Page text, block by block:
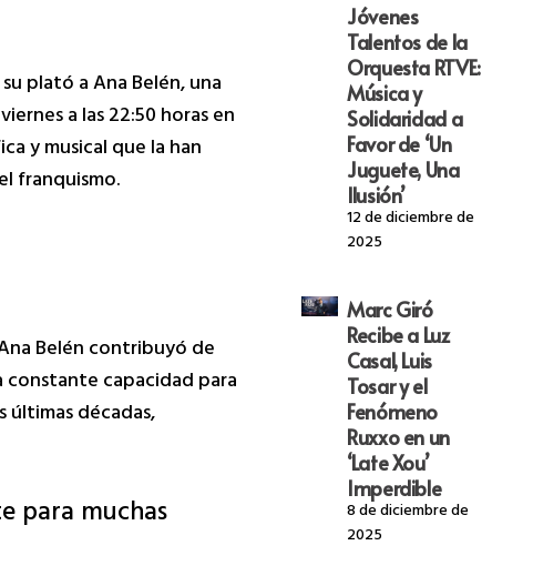
plató a Ana Belén, una
a las 22:50 horas en
y musical que la han
franquismo.
Belén contribuyó de
constante capacidad para
últimas décadas,
para muchas
Jóvenes
Talentos de la
Orquesta RTVE:
Música y
Solidaridad a
Favor de ‘Un
Juguete, Una
Ilusión’
12 de diciembre de
2025
Marc Giró
Recibe a Luz
Casal, Luis
Tosar y el
Fenómeno
Ruxxo en un
‘Late Xou’
Imperdible
8 de diciembre de
2025